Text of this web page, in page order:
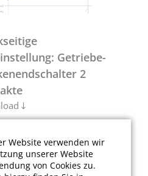
Getriebe-
2
Website verwenden wir
unserer Website
von Cookies zu.